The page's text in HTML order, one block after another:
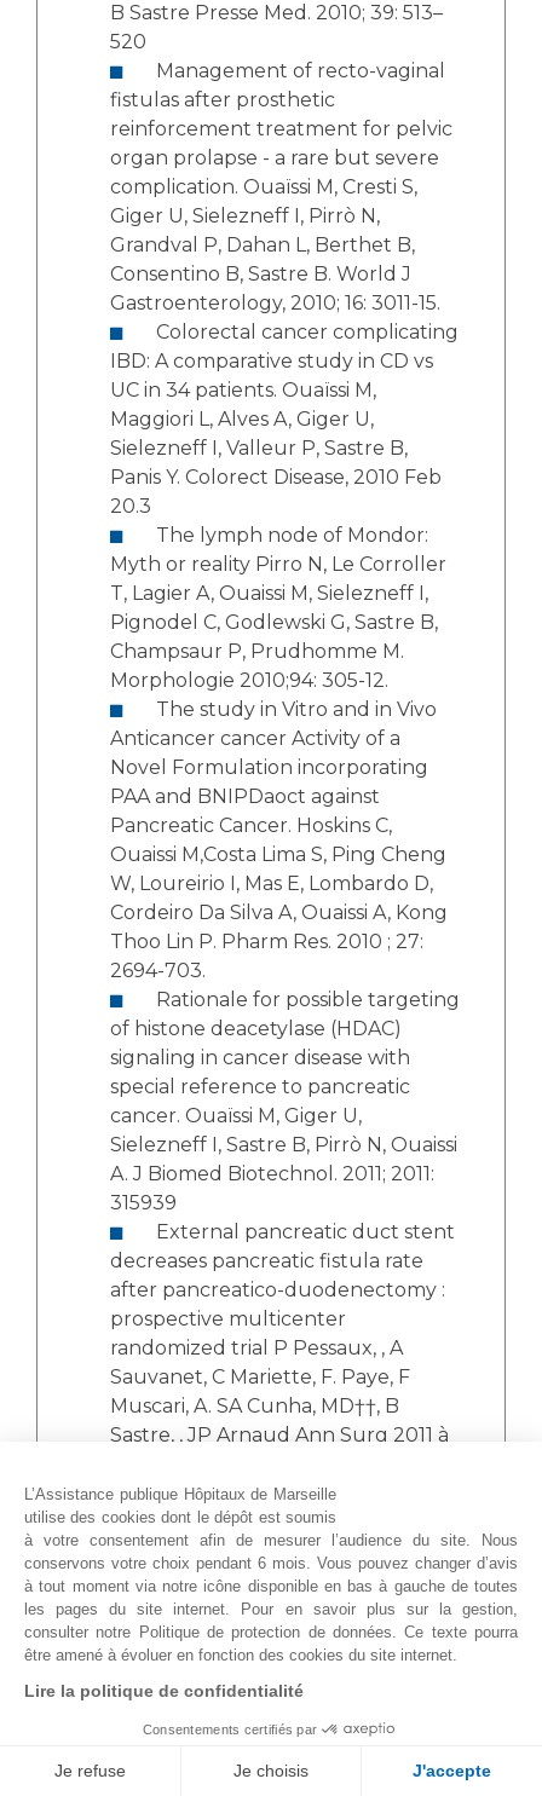
B Sastre Presse Med. 2010; 39: 513–
520
fistulas after prosthetic
reinforcement treatment for pelvic
organ prolapse - a rare but severe
complication. Ouaïssi M, Cresti S,
Giger U, Sielezneff I, Pirrò N,
Grandval P, Dahan L, Berthet B,
Consentino B, Sastre B. World J
Gastroenterology, 2010; 16: 3011-15.
IBD: A comparative study in CD vs
UC in 34 patients. Ouaïssi M,
Maggiori L, Alves A, Giger U,
Sielezneff I, Valleur P, Sastre B,
Panis Y. Colorect Disease, 2010 Feb
20.3
Myth or reality Pirro N, Le Corroller
T, Lagier A, Ouaissi M, Sielezneff I,
Pignodel C, Godlewski G, Sastre B,
Champsaur P, Prudhomme M.
Morphologie 2010;94: 305-12.
Anticancer cancer Activity of a
Novel Formulation incorporating
PAA and BNIPDaoct against
Pancreatic Cancer. Hoskins C,
Ouaissi M,Costa Lima S, Ping Cheng
W, Loureirio I, Mas E, Lombardo D,
Cordeiro Da Silva A, Ouaissi A, Kong
Thoo Lin P. Pharm Res. 2010 ; 27:
2694-703.
of histone deacetylase (HDAC)
signaling in cancer disease with
special reference to pancreatic
cancer. Ouaïssi M, Giger U,
Sielezneff I, Sastre B, Pirrò N, Ouaissi
A. J Biomed Biotechnol. 2011; 2011:
315939
decreases pancreatic fistula rate
after pancreatico-duodenectomy :
prospective multicenter
randomized trial P Pessaux, , A
Sauvanet, C Mariette, F. Paye, F
Muscari, A. SA Cunha, MD††, B
Sastre, , JP Arnaud Ann Surg 2011 à
Mucosal advancement flap
anoplasty for chronic anal fissure
resistant to conservative
management: results of a
retrospective case series. Ouaissi M,
Giger U, Sielezneff, Kouete A,
Pamela A, Pirro N, Sastre B. World J
surgery 2011 World J SURG
2011 ;35 :900-4).
utilise des cookies dont le dépôt est soumis
à votre consentement afin de mesurer
l’audience du site. Nous conservons votre choix pendant 6 mois. Vous
pouvez changer d’avis à tout moment via notre icône disponible en
bas à gauche de toutes les pages du site internet. Pour en savoir plus
sur la gestion, consulter notre Politique de protection de données. Ce
texte pourra être amené à évoluer en fonction des cookies du site
internet.
Lire la politique de confidentialité
Consentements certifiés par
Je refuse Je choisis J'accepte